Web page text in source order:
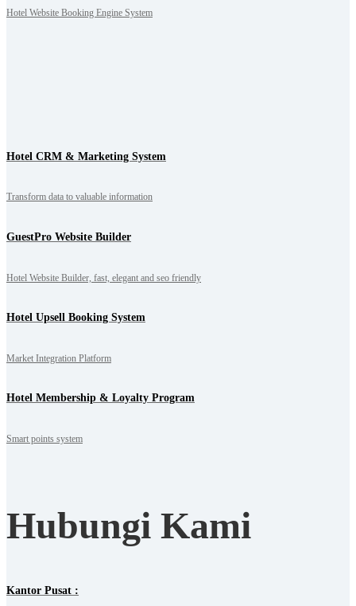
Hotel Website Booking Engine System
Hotel CRM & Marketing System
Transform data to valuable information
GuestPro Website Builder
Hotel Website Builder, fast, elegant and seo friendly
Hotel Upsell Booking System
Market Integration Platform
Hotel Membership & Loyalty Program
Smart points system
Hubungi Kami
Kantor Pusat :